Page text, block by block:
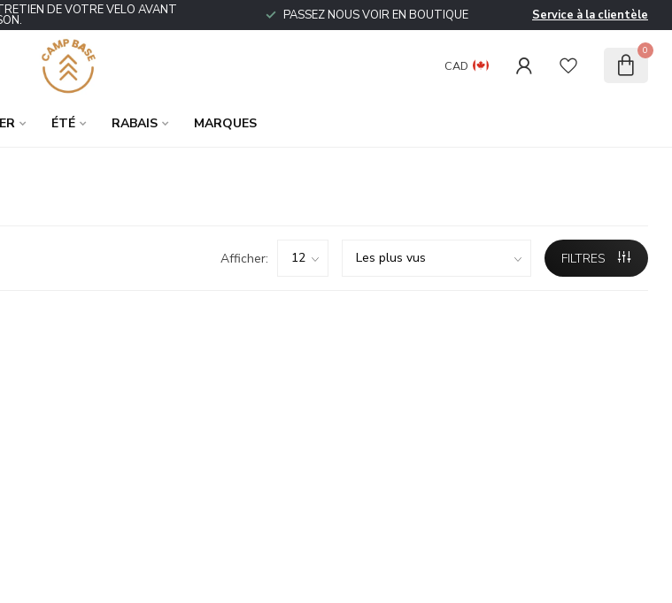
DE VOTRE VÉLO AVANT PASSEZ NOUS VOIR EN BOUTIQUE Service à la clientèle
CAD
0
ÉTÉ RABAIS MARQUES
Afficher: FILTRES